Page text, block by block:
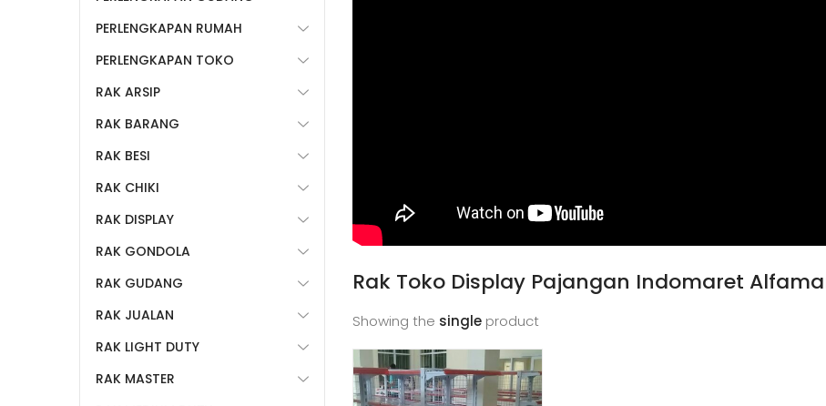
Rak Toko Display Pajangan Indomaret
Showing the single product
PERLENGKAPAN RUMAH
PERLENGKAPAN TOKO
RAK ARSIP
RAK BARANG
RAK BESI
RAK CHIKI
RAK DISPLAY
RAK GONDOLA
RAK GUDANG
RAK JUALAN
RAK LIGHT DUTY
RAK MASTER